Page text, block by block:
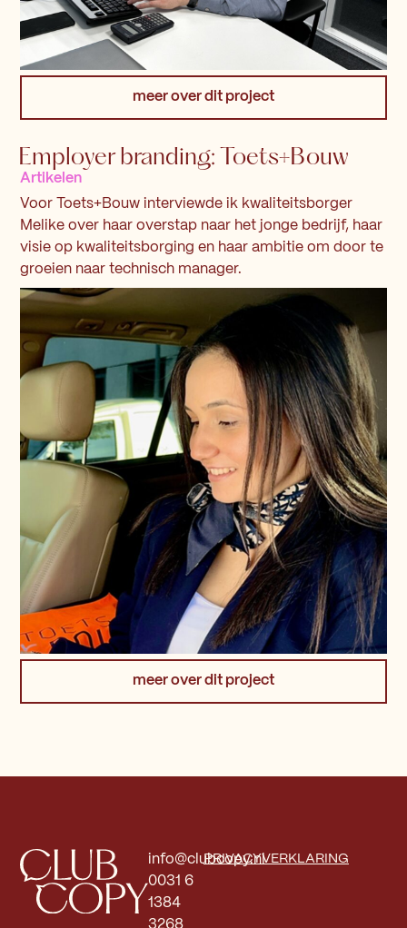
meer over dit project
Employer branding: Toets+Bouw
Artikelen
Voor Toets+Bouw interviewde ik kwaliteitsborger
Melike over haar overstap naar het jonge bedrijf, haar
visie op kwaliteitsborging en haar ambitie om door te
groeien naar technisch manager.
meer over dit project
info@clubcopy.nl
0031 6
1384
3268
PRIVACYVERKLARING